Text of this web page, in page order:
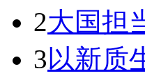
2大国担
3以新质